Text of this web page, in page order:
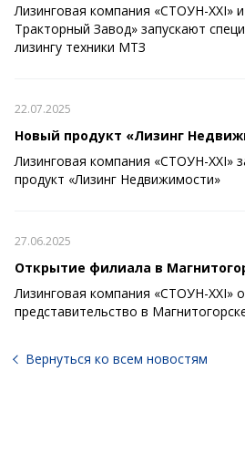
Лизинговая компания «СТОУН-XXI»
Тракторный Завод» запускают
лизингу техники МТЗ
22.07.2025
Новый продукт «Лизинг
Лизинговая компания «СТОУН-XXI»
продукт «Лизинг Недвижимости»
27.06.2025
Открытие филиала в
Лизинговая компания «СТОУН-XXI»
представительство в
Вернуться ко всем новостям